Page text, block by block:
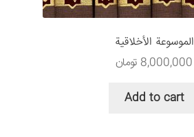
الموسوعة الأخلاقیة
8,000,000 تومان
Add to cart